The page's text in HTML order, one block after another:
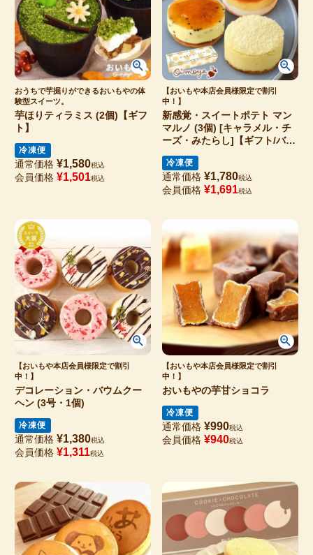
おうちで芋掘りができるおいもやの体
験型スイーツ。
芋ほりティラミス (2個)【ギフ
ト】
冷凍便
通常価格 ¥1,580税込
会員価格 ¥1,501税込
【おいもや本店会員様限定で割引
中！】
新感覚・スイートポテト マン
マルノ (3個) [キャラメル・チ
ーズ・みたらし]【ギフト/バレ
冷凍便
通常価格 ¥1,780税込
会員価格 ¥1,691税込
【おいもや本店会員様限定で割引
中！】
デコレーション・バウムクー
ヘン (3号・1個)
冷凍便
通常価格 ¥1,380税込
会員価格 ¥1,311税込
【おいもや本店会員様限定で割引
中！】
おいもやの芋甘ショコラ
冷凍便
通常価格 ¥990税込
会員価格 ¥940税込